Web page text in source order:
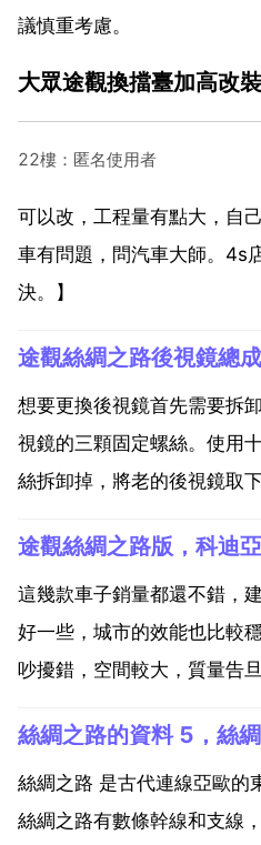
議慎重考慮。
大眾途觀換擋臺加高改裝
22樓：匿名使用者
可以改，工程量有點大，自
車有問題，問汽車大師。4s
決。】
途觀絲綢之路後視鏡總
想要更換後視鏡首先需要拆
視鏡的三顆固定螺絲。使用
絲拆卸掉，將老的後視鏡取
拆下大眾途觀的內後視鏡可
因此建議您前往專宴轎業的
商進行操作...
這幾款車子銷量都還不錯，
好一些，城市的效能也比較
吵擾錯，空間較大，質量告
有量大，舒適性好。你好，
議你選擇大眾途觀，效能方
還比較好。推...
絲綢之路的資料 5，絲
絲綢之路 是古代連線亞歐的
絲綢之路有數條幹線和支線